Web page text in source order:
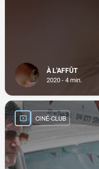
À L'AFFÛT
2020 - 4 min.
CINÉ-CLUB